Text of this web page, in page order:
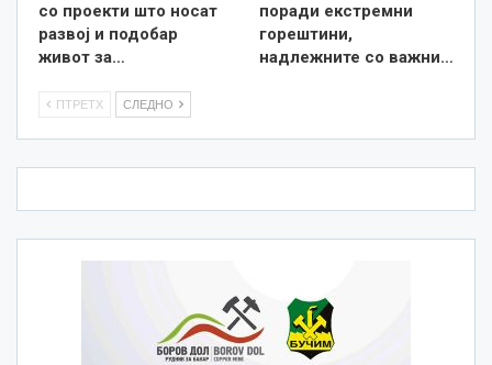
со проекти што носат
развој и подобар
живот за…
поради екстремни
горештини,
надлежните со важни…
ПТРЕТХ СЛЕДНО